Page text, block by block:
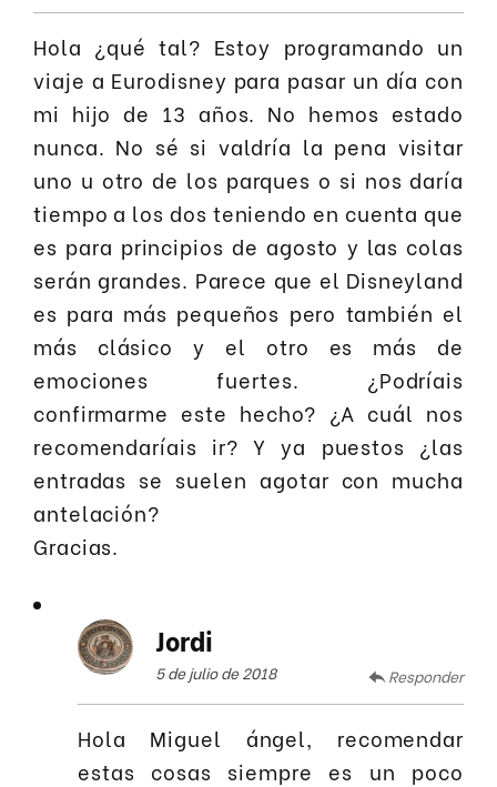
Hola ¿qué tal? Estoy programando un
viaje a Eurodisney para pasar un día con
mi hijo de 13 años. No hemos estado
nunca. No sé si valdría la pena visitar
uno u otro de los parques o si nos daría
tiempo a los dos teniendo en cuenta que
es para principios de agosto y las colas
serán grandes. Parece que el Disneyland
es para más pequeños pero también el
más clásico y el otro es más de
emociones fuertes. ¿Podríais
confirmarme este hecho? ¿A cuál nos
recomendaríais ir? Y ya puestos ¿las
entradas se suelen agotar con mucha
antelación?
Gracias.
Jordi
5 de julio de 2018 Responder
Hola Miguel ángel, recomendar
estas cosas siempre es un poco